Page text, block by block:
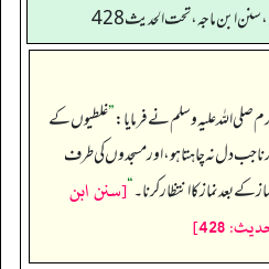
سنن ابن ماجه، تحت الحديث428
صلی اللہ علیہ وسلم نے فرمایا:”غلطیوں کے
دل نہ چاہتا ہو، اور مسجدوں کی طرف
بعد نماز کا انتظار کرنا۔‏‏‏‏“[سنن ابن
428]